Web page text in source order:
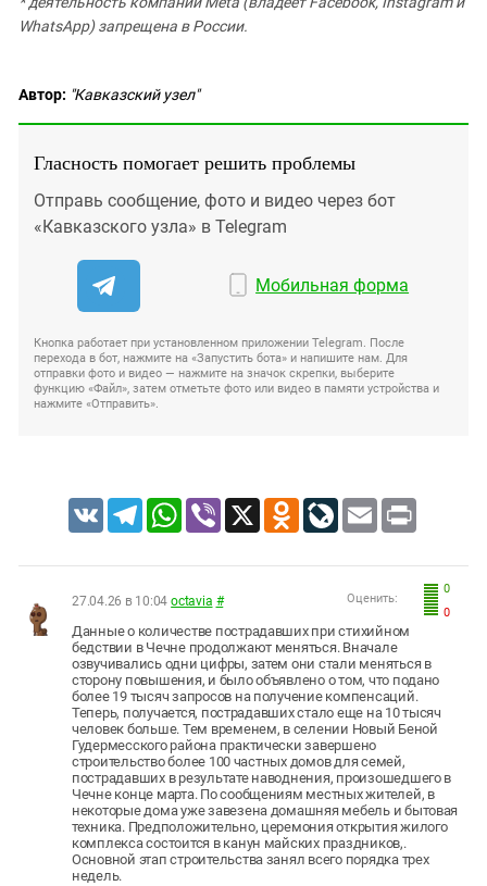
WhatsApp) запрещена в России.
Автор: "Кавказский узел"
Гласность помогает решить проблемы
Отправь сообщение, фото и видео через бот
«Кавказского узла» в Telegram
Мобильная форма
Кнопка работает при установленном приложении Telegram. После
перехода в бот, нажмите на «Запустить бота» и напишите нам. Для
отправки фото и видео — нажмите на значок скрепки, выберите
функцию «Файл», затем отметьте фото или видео в памяти устройства и
нажмите «Отправить».
VK TelegramWhatsApp
Viber X Odnoklassniki
LiveJournal
Email Print
0
0
Оценить:
27.04.26 в 10:04 octavia #
Данные о количестве пострадавших при стихийном
бедствии в Чечне продолжают меняться. Вначале
озвучивались одни цифры, затем они стали меняться в
сторону повышения, и было объявлено о том, что подано
более 19 тысяч запросов на получение компенсаций.
Теперь, получается, пострадавших стало еще на 10 тысяч
человек больше. Тем временем, в селении Новый Беной
Гудермесского района практически завершено
строительство более 100 частных домов для семей,
пострадавших в результате наводнения, произошедшего в
Чечне конце марта. По сообщениям местных жителей, в
некоторые дома уже завезена домашняя мебель и бытовая
техника. Предположительно, церемония открытия жилого
комплекса состоится в канун майских праздников,.
Основной этап строительства занял всего порядка трех
недель.